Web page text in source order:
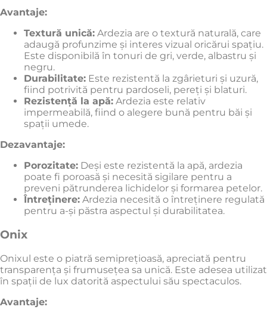
Avantaje:
Textură unică: Ardezia are o textură naturală, care
adaugă profunzime și interes vizual oricărui spațiu.
Este disponibilă în tonuri de gri, verde, albastru și
negru.
Durabilitate: Este rezistentă la zgârieturi și uzură,
fiind potrivită pentru pardoseli, pereți și blaturi.
Rezistență la apă: Ardezia este relativ
impermeabilă, fiind o alegere bună pentru băi și
spații umede.
Dezavantaje:
Porozitate: Deși este rezistentă la apă, ardezia
poate fi poroasă și necesită sigilare pentru a
preveni pătrunderea lichidelor și formarea petelor.
Întreținere: Ardezia necesită o întreținere regulată
pentru a-și păstra aspectul și durabilitatea.
Onix
Onixul este o piatră semiprețioasă, apreciată pentru
transparența și frumusețea sa unică. Este adesea utilizat
în spații de lux datorită aspectului său spectaculos.
Avantaje: